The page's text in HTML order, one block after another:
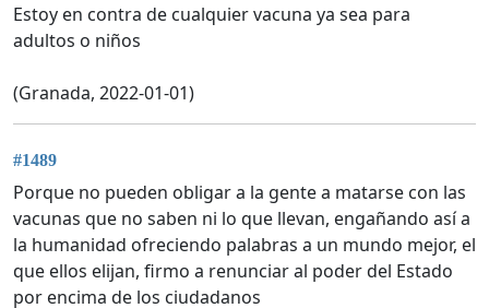
Estoy en contra de cualquier vacuna ya sea para
adultos o niños
(Granada, 2022-01-01)
#1489
Porque no pueden obligar a la gente a matarse con las
vacunas que no saben ni lo que llevan, engañando así a
la humanidad ofreciendo palabras a un mundo mejor, el
que ellos elijan, firmo a renunciar al poder del Estado
por encima de los ciudadanos